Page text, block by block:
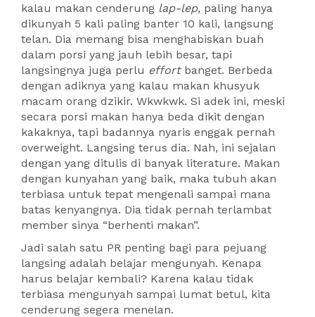
kalau makan cenderung lap-lep, paling hanya
dikunyah 5 kali paling banter 10 kali, langsung
telan. Dia memang bisa menghabiskan buah
dalam porsi yang jauh lebih besar, tapi
langsingnya juga perlu effortbanget. Berbeda
dengan adiknya yang kalau makan khusyuk
macam orang dzikir. Wkwkwk. Si adek ini, meski
secara porsi makan hanya beda dikit dengan
kakaknya, tapi badannya nyaris enggak pernah
overweight. Langsing terus dia. Nah, ini sejalan
dengan yang ditulis di banyak literature. Makan
dengan kunyahan yang baik, maka tubuh akan
terbiasa untuk tepat mengenali sampai mana
batas kenyangnya. Dia tidak pernah terlambat
member sinya “berhenti makan”.
Jadi salah satu PR penting bagi para pejuang
langsing adalah belajar mengunyah. Kenapa
harus belajar kembali? Karena kalau tidak
terbiasa mengunyah sampai lumat betul, kita
cenderung segera menelan.